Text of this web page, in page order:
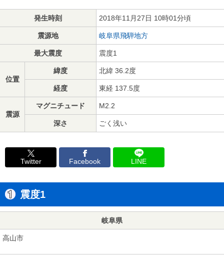
発生時刻 2018年11月27日 10時01分頃
震源地 岐阜県飛騨地方
最大震度 震度1
位置
緯度 北緯 36.2度
経度 東経 137.5度
震源
マグニチュード M2.2
深さ ごく浅い
Twitter Facebook LINE
震度1
岐阜県
高山市